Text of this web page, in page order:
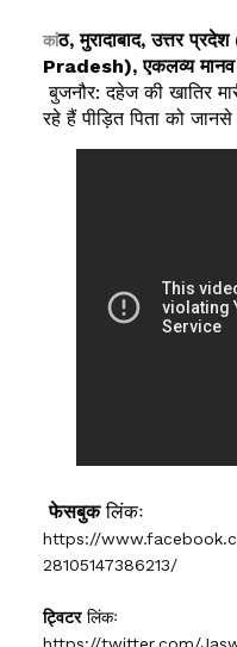
कांठ, मुरादाबाद, उत्तर
Pradesh), एकलव्य मानव
बुजनौर: दहेज की खातिर
रहे हैं पीड़ित पिता को
फेसबुकलिंकः
https://
28105147386213/
ट्विटरलिंकः